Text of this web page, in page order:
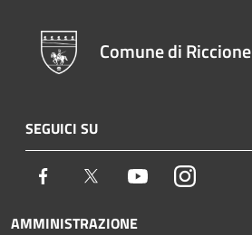
Comune di Riccione
SEGUICI SU
Facebook Twitter YoutubeInstagram
AMMINISTRAZIONE